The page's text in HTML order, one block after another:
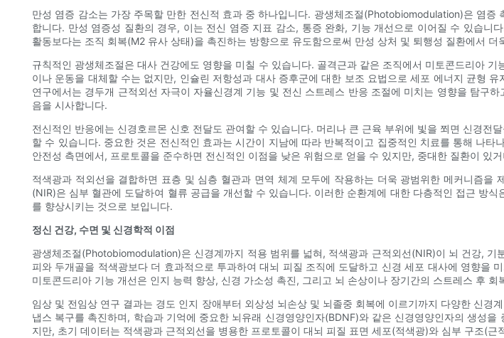
만성 염증 감소는 가장 주목할 만한 전신적 효과 중 하나입니다. 광생체조절(Photobiomodulation)은 염
합니다. 만성 염증성 질환의 경우, 이는 전신 염증 지표 감소, 통증 완화, 기능 개선으로 이어질 수 있습
활동보다는 조직 회복(M2 유사 상태)을 촉진하는 방향으로 유도함으로써 만성 상처 및 퇴행성 질환에서
규칙적인 광생체조절은 대사 건강에도 영향을 미칠 수 있습니다. 골격근과 같은 조직에서 미토콘드리아
이나 운동을 대체할 수는 없지만, 인슐린 저항성과 대사 증후군에 대한 보조 요법으로 세포 에너지 균형
연구에서는 경두개 근적외선 자극이 자율신경계 기능 및 전신 스트레스 반응 조절에 미치는 영향을 탐구
음을 시사합니다.
전신적인 반응에는 신경호르몬 신호 전달도 관여할 수 있습니다. 머리나 큰 근육 부위에 빛을 쬐면 신경
할 수 있습니다. 중요한 것은 전신적인 효과는 시간이 지남에 따라 반복적이고 집중적인 치료를 통해 나
안전성 측면에서, 프로토콜을 준수하면 전신적인 이점을 낮은 위험으로 얻을 수 있지만, 중대한 질환이 있
적색광과 적외선을 결합하면 표층 및 심층 혈관과 면역 체계 모두에 작용하는 더욱 광범위한 메커니즘
(NIR)은 심부 혈관에 도달하여 혈류 공급을 개선할 수 있습니다. 이러한 순환계에 대한 다층적인 접근 방
를 향상시키는 것으로 보입니다.
정신 건강, 수면 및 신경학적 이점
광생체조절(Photobiomodulation)은 신경계까지 적용 범위를 넓혀, 적색광과 근적외선(NIR)이 뇌 건강,
피와 두개골을 적색광보다 더 효과적으로 투과하여 대뇌 피질 조직에 도달하고 신경 세포 대사에 영향을
미토콘드리아 기능 개선은 인지 능력 향상, 신경 가소성 촉진, 그리고 뇌 손상이나 장기간의 스트레스 후 회
임상 및 전임상 연구 결과는 경도 인지 장애부터 외상성 뇌손상 및 뇌졸중 회복에 이르기까지 다양한 신
냅스 복구를 촉진하며, 학습과 기억에 중요한 뇌유래 신경영양인자(BDNF)와 같은 신경영양인자의 생성
지만, 초기 데이터는 적색광과 근적외선을 병용한 프로토콜이 대뇌 피질 표면 세포(적색광)와 심부 구조(